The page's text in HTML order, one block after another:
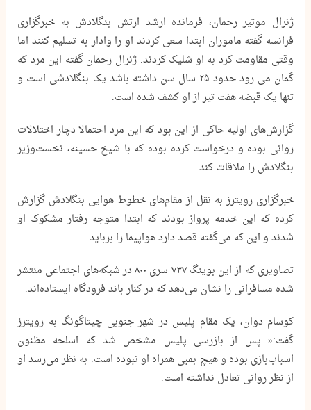
ژنرال موتیر رحمان، فرمانده ارشد ارتش بنگلادش به خبرگزاری
فرانسه گفته ماموران ابتدا سعی کردند او را وادار به تسلیم کنند اما
وقتی مقاومت کرد به او شلیک کردند. ژنرال رحمان گفته این مرد که
گمان می رود حدود ۲۵ سال سن داشته باشد یک بنگلادشی است و
تنها یک قبضه هفت تیر از او کشف شده است.
گزارش‌های اولیه حاکی از این بود که این مرد احتمالا دچار اختلالات
روانی بوده و درخواست کرده بوده که با شیخ حسینه، نخست‌وزیر
بنگلادش را ملاقات کند.
خبرگزاری رویترز به نقل از مقام‌های خطوط هوایی بنگلادش گزارش
کرده که این خدمه پرواز بودند که ابتدا متوجه رفتار مشکوک او
شدند و این که می‌‎گفته قصد دارد هواپیما را برباید.
تصاویری که از این بوینگ ۷۳۷ سری ۸۰۰ در شبکه‌های اجتماعی منتشر
شده مسافرانی را نشان می‌دهد که در کنار باند فرودگاه ایستاده‌اند.
کوسام دوان، یک مقام پلیس در شهر جنوبی چیتاگونگ به رویترز
گفت:« پس از بازرسی پلیس مشخص شد که اسلحه مظنون
اسباب‌بازی بوده و هیچ بمبی همراه او نبوده است. به نظر می‌رسد او
از نظر روانی تعادل نداشته است.